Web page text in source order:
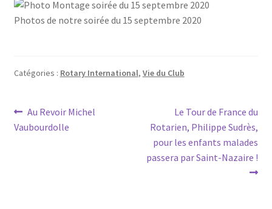
Photos de notre soirée du 15 septembre 2020
Catégories : Rotary International, Vie du Club
Navigation
de
Article
précédent :
Au Revoir Michel
Vaubourdolle
Article
suivant :
Le Tour de France du
Rotarien, Philippe Sudrès,
pour les enfants malades
passera par Saint-Nazaire !